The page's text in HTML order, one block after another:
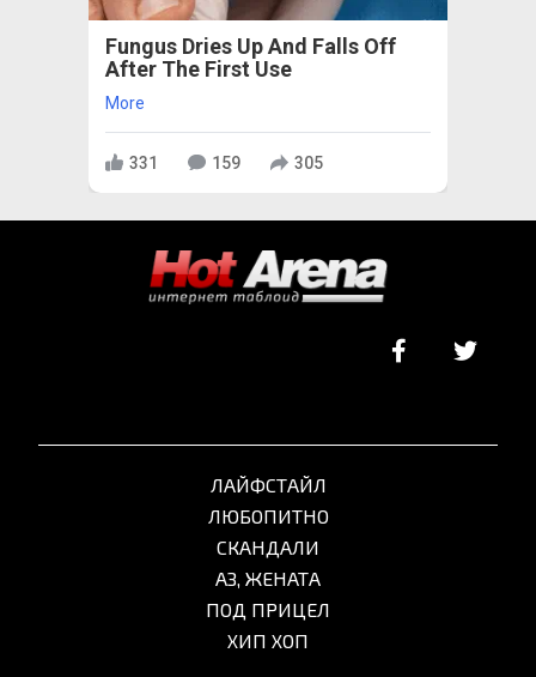
Fungus Dries Up And Falls Off
After The First Use
More
331 159 305
ЛАЙФСТАЙЛ
ЛЮБОПИТНО
СКАНДАЛИ
АЗ, ЖЕНАТА
ПОД ПРИЦЕЛ
ХИП ХОП